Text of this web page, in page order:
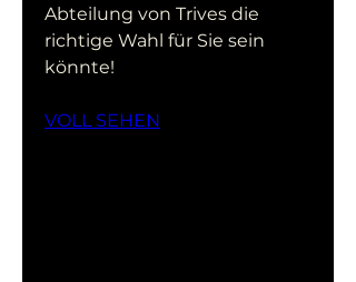
Abteilung von Trives die
richtige Wahl für Sie sein
könnte!
VOLL SEHEN